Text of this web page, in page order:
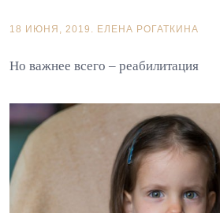
18 ИЮНЯ, 2019. ЕЛЕНА РОГАТКИНА
Но важнее всего – реабилитация